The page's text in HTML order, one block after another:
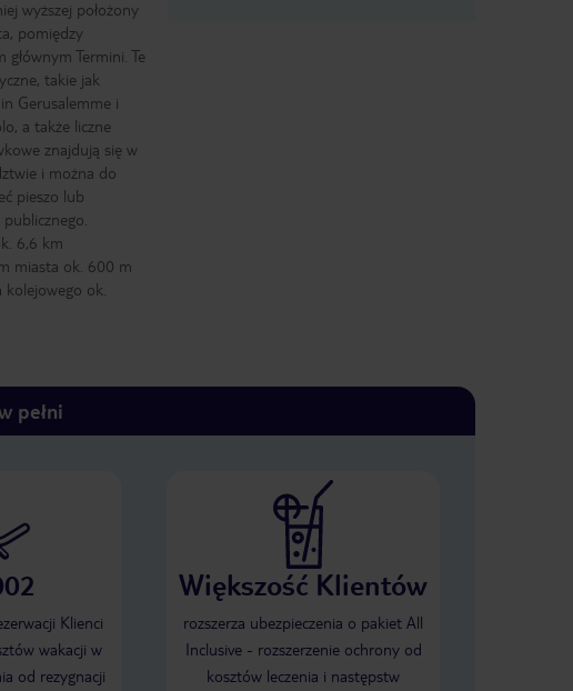
wyższej położony
pomiędzy
głównym Termini. Te
takie jak
Gerusalemme i
a także liczne
znajdują się w
i można do
pieszo lub
6,6 km
miasta ok. 600 m
kolejowego ok.
pełni
Klienci
wakacji w
od rezygnacji
Większość Klientów
rozszerza ubezpieczenia o pakiet All
Inclusive - rozszerzenie ochrony od
kosztów leczenia i następstw